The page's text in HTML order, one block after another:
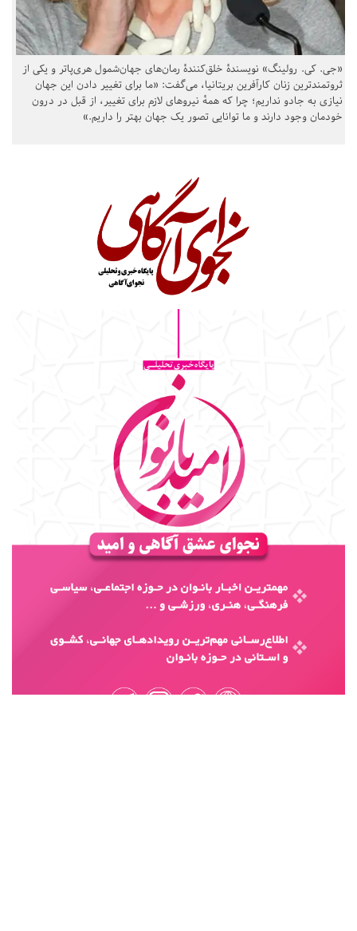
«جی. کی. رولینگ» نویسندهٔ خلق‌کنندهٔ رمان‌های جهان‌شمول هری‌پاتر و یکی از
ثروتمندترین زنان کارآفرین بریتانیا، می‌گفت: «ما برای تغییر دادن این جهان
نیازی به جادو نداریم؛ چرا که همهٔ نیروهای لازم برای تغییر، از قبل در درون
خودمان وجود دارند و ما توانایی تصور یک جهان بهتر را داریم.»